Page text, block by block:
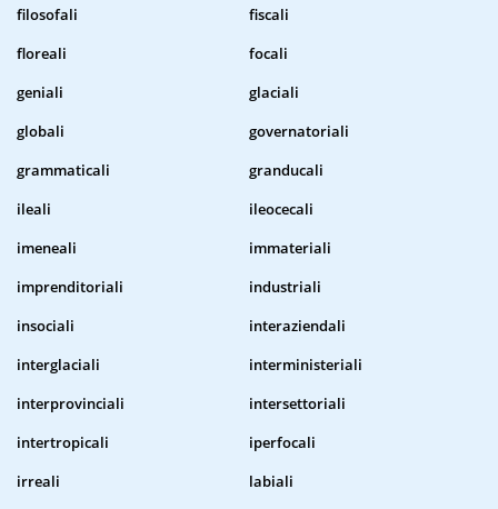
filosofali
fiscali
floreali
focali
geniali
glaciali
globali
governatoriali
grammaticali
granducali
ileali
ileocecali
imeneali
immateriali
imprenditoriali
industriali
insociali
interaziendali
interglaciali
interministeriali
interprovinciali
intersettoriali
intertropicali
iperfocali
irreali
labiali